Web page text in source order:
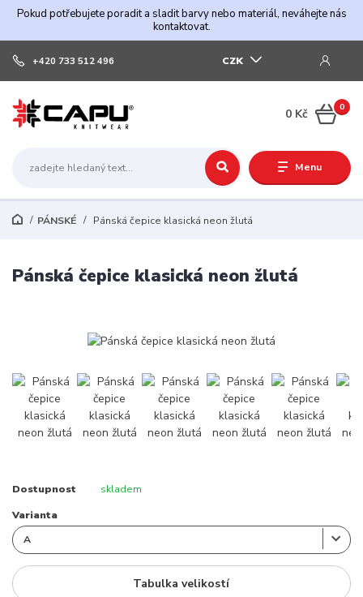
Pokud potřebujete poradit a sladit barvy nebo materiál, neváhejte nás
kontaktovat.
Menu
CZK
+420 733 512 496
0
0 Kč
PÁNSKÉ Pánská čepice klasická neon žlutá
Pánská čepice klasická neon žlutá
Dostupnost skladem
Varianta
Tabulka velikostí